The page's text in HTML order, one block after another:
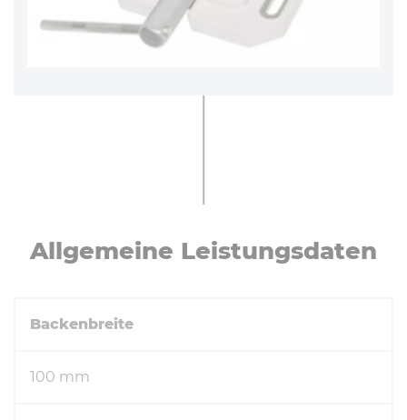
All­ge­mei­ne Leis­tungs­da­ten
Backenbreite
100 mm